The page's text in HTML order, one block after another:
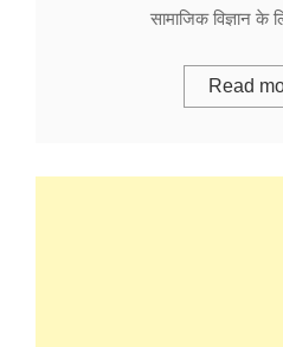
सामाजिक विज्ञान के
Read